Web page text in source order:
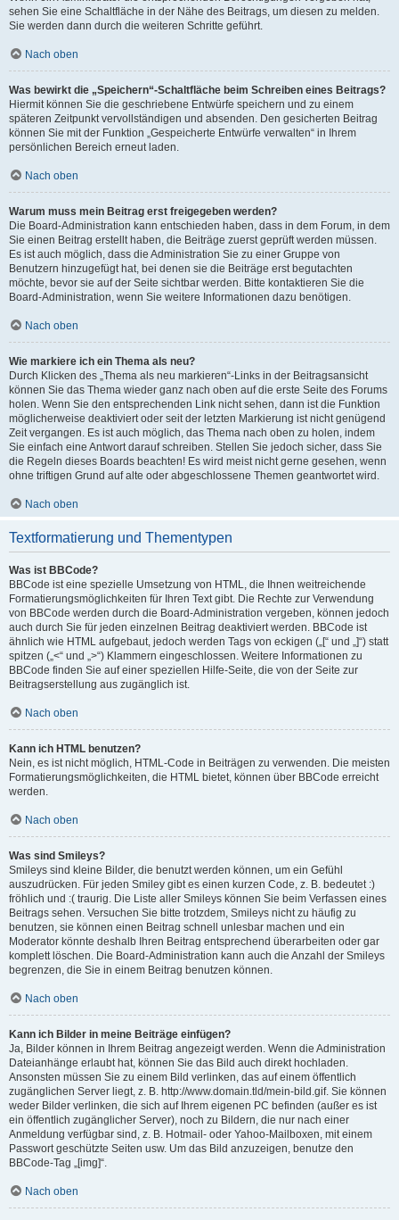
sehen Sie eine Schaltfläche in der Nähe des Beitrags, um diesen zu melden.
Sie werden dann durch die weiteren Schritte geführt.
Nach oben
Was bewirkt die „Speichern“-Schaltfläche beim Schreiben eines Beitrags?
Hiermit können Sie die geschriebene Entwürfe speichern und zu einem
späteren Zeitpunkt vervollständigen und absenden. Den gesicherten Beitrag
können Sie mit der Funktion „Gespeicherte Entwürfe verwalten“ in Ihrem
persönlichen Bereich erneut laden.
Nach oben
Warum muss mein Beitrag erst freigegeben werden?
Die Board-Administration kann entschieden haben, dass in dem Forum, in dem
Sie einen Beitrag erstellt haben, die Beiträge zuerst geprüft werden müssen.
Es ist auch möglich, dass die Administration Sie zu einer Gruppe von
Benutzern hinzugefügt hat, bei denen sie die Beiträge erst begutachten
möchte, bevor sie auf der Seite sichtbar werden. Bitte kontaktieren Sie die
Board-Administration, wenn Sie weitere Informationen dazu benötigen.
Nach oben
Wie markiere ich ein Thema als neu?
Durch Klicken des „Thema als neu markieren“-Links in der Beitragsansicht
können Sie das Thema wieder ganz nach oben auf die erste Seite des Forums
holen. Wenn Sie den entsprechenden Link nicht sehen, dann ist die Funktion
möglicherweise deaktiviert oder seit der letzten Markierung ist nicht genügend
Zeit vergangen. Es ist auch möglich, das Thema nach oben zu holen, indem
Sie einfach eine Antwort darauf schreiben. Stellen Sie jedoch sicher, dass Sie
die Regeln dieses Boards beachten! Es wird meist nicht gerne gesehen, wenn
ohne triftigen Grund auf alte oder abgeschlossene Themen geantwortet wird.
Nach oben
Textformatierung und Thementypen
Was ist BBCode?
BBCode ist eine spezielle Umsetzung von HTML, die Ihnen weitreichende
Formatierungsmöglichkeiten für Ihren Text gibt. Die Rechte zur Verwendung
von BBCode werden durch die Board-Administration vergeben, können jedoch
auch durch Sie für jeden einzelnen Beitrag deaktiviert werden. BBCode ist
ähnlich wie HTML aufgebaut, jedoch werden Tags von eckigen („[“ und „]“) statt
spitzen („<“ und „>“) Klammern eingeschlossen. Weitere Informationen zu
BBCode finden Sie auf einer speziellen Hilfe-Seite, die von der Seite zur
Beitragserstellung aus zugänglich ist.
Nach oben
Kann ich HTML benutzen?
Nein, es ist nicht möglich, HTML-Code in Beiträgen zu verwenden. Die meisten
Formatierungsmöglichkeiten, die HTML bietet, können über BBCode erreicht
werden.
Nach oben
Was sind Smileys?
Smileys sind kleine Bilder, die benutzt werden können, um ein Gefühl
auszudrücken. Für jeden Smiley gibt es einen kurzen Code, z. B. bedeutet :)
fröhlich und :( traurig. Die Liste aller Smileys können Sie beim Verfassen eines
Beitrags sehen. Versuchen Sie bitte trotzdem, Smileys nicht zu häufig zu
benutzen, sie können einen Beitrag schnell unlesbar machen und ein
Moderator könnte deshalb Ihren Beitrag entsprechend überarbeiten oder gar
komplett löschen. Die Board-Administration kann auch die Anzahl der Smileys
begrenzen, die Sie in einem Beitrag benutzen können.
Nach oben
Kann ich Bilder in meine Beiträge einfügen?
Ja, Bilder können in Ihrem Beitrag angezeigt werden. Wenn die Administration
Dateianhänge erlaubt hat, können Sie das Bild auch direkt hochladen.
Ansonsten müssen Sie zu einem Bild verlinken, das auf einem öffentlich
zugänglichen Server liegt, z. B. http://www.domain.tld/mein-bild.gif. Sie können
weder Bilder verlinken, die sich auf Ihrem eigenen PC befinden (außer es ist
ein öffentlich zugänglicher Server), noch zu Bildern, die nur nach einer
Anmeldung verfügbar sind, z. B. Hotmail- oder Yahoo-Mailboxen, mit einem
Passwort geschützte Seiten usw. Um das Bild anzuzeigen, benutze den
BBCode-Tag „[img]“.
Nach oben